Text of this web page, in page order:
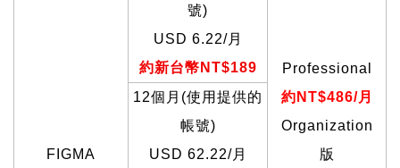
FIGMA
號)
USD 6.22/月
約新台幣NT$189
Professional
約NT$486/月
Organization
版
12個月(使用提供的
帳號)
USD 62.22/月